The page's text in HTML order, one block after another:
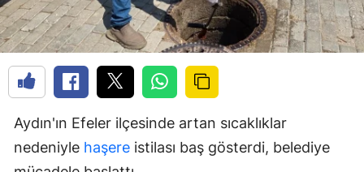
Aydın'ın Efeler ilçesinde artan sıcaklıklar
nedeniyle haşere istilası baş gösterdi, belediye